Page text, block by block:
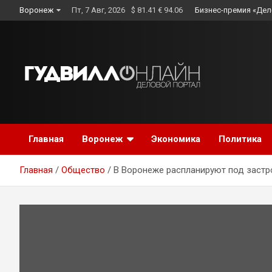
to
Воронеж Пт, 7 Авг, 2026 $ 81.41 € 94.06 Бизнес-премия
Главная Воронеж Экономика Политика
Главная Общество В Воронеже распланируют под